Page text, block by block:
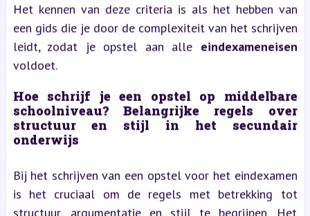
Het kennen van deze criteria is als het hebben van
een gids die je door de complexiteit van het schrijven
leidt, zodat je opstel aan alle eindexameneisen
voldoet.
Hoe schrijf je een opstel op middelbare
schoolniveau? Belangrijke regels over
structuur en stijl in het secundair
onderwijs
Bij het schrijven van een opstel voor het eindexamen
is het cruciaal om de regels met betrekking tot
structuur, argumentatie en stijl te begrijpen. Het